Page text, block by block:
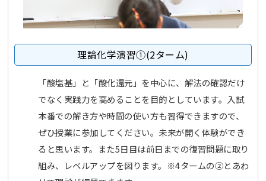
理論化学演習①(2ターム)
「酸塩基」と「酸化還元」を中心に、解法の確認だけ
でなく実践力を高めることを目的としています。入試
本番での解き方や時間の使い方も習得できますので、
ぜひ授業に参加してください。未来が開く体験ができ
ると思います。また5日目は前日までの復習問題に取り
組み、レベルアップを図ります。※4タームの②とあわ